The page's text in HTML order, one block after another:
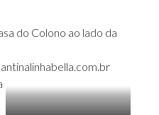
do Colono ao lado da